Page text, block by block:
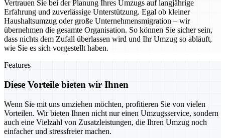
Vertrauen Sie bei der Planung Ihres Umzugs auf langjährige
Erfahrung und zuverlässige Unterstützung. Egal ob kleiner
Haushaltsumzug oder große Unternehmensmigration – wir
übernehmen die gesamte Organisation. So können Sie sicher sein,
dass nichts dem Zufall überlassen wird und Ihr Umzug so abläuft,
wie Sie es sich vorgestellt haben.
Features
Diese Vorteile bieten wir Ihnen
Wenn Sie mit uns umziehen möchten, profitieren Sie von vielen
Vorteilen. Wir bieten Ihnen nicht nur einen Umzugsservice, sondern
auch eine Vielzahl von Zusatzleistungen, die Ihren Umzug noch
einfacher und stressfreier machen.